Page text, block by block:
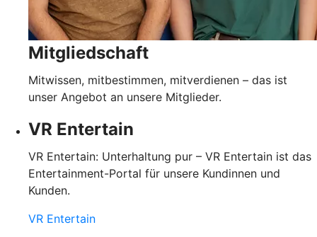
Mitgliedschaft
Mitwissen, mitbestimmen, mitverdienen – das ist
unser Angebot an unsere Mitglieder.
VR Entertain
VR Entertain: Unterhaltung pur – VR Entertain ist das
Entertainment-Portal für unsere Kundinnen und
Kunden.
VR Entertain